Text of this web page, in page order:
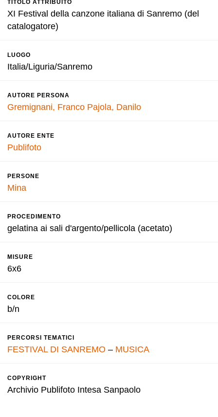
TITOLO ATTRIBUITO
XI Festival della canzone italiana di Sanremo (del
catalogatore)
LUOGO
Italia/Liguria/Sanremo
AUTORE PERSONA
Gremignani, Franco Pajola, Danilo
AUTORE ENTE
Publifoto
PERSONE
Mina
PROCEDIMENTO
gelatina ai sali d'argento/pellicola (acetato)
MISURE
6x6
COLORE
b/n
PERCORSI TEMATICI
FESTIVAL DI SANREMO – MUSICA
COPYRIGHT
Archivio Publifoto Intesa Sanpaolo